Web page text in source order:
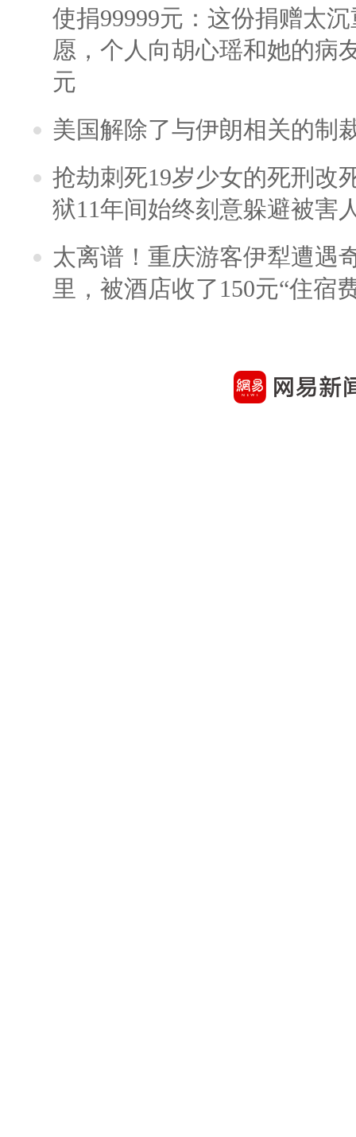
使捐99999元：这份捐赠太
愿，个人向胡心瑶和她的病
元
美国解除了与伊朗相关的制
抢劫刺死19岁少女的死刑改
狱11年间始终刻意躲避被害
太离谱！重庆游客伊犁遭遇
里，被酒店收了150元“住宿